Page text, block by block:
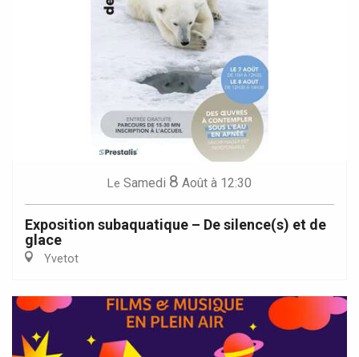
Le Samedi 8 Août à 12:30
Exposition subaquatique – De silence(s) et de
glace
Yvetot